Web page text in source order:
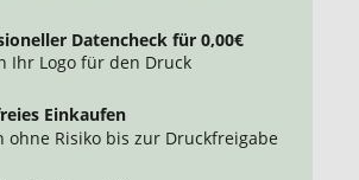
Datencheck für 0,00€
Ihr Logo für den Druck
Einkaufen
ohne Risiko bis zur Druckfreigabe